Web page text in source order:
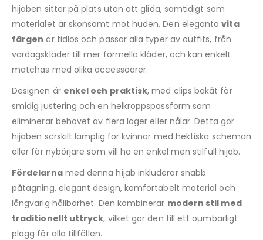
hijaben sitter på plats utan att glida, samtidigt som
materialet är skonsamt mot huden. Den elegantavita
färgen är tidlös och passar alla typer av outfits, från
vardagskläder till mer formella kläder, och kan enkelt
matchas med olika accessoarer.
Designen är enkel och praktisk, med clips bakåt för
smidig justering och en helkroppspassform som
eliminerar behovet av flera lager eller nålar. Detta gör
hijaben särskilt lämplig för kvinnor med hektiska scheman
eller för nybörjare som vill ha en enkel men stilfull hijab.
Fördelarnamed denna hijab inkluderar snabb
påtagning, elegant design, komfortabelt material och
långvarig hållbarhet. Den kombinerar modern stil med
traditionellt uttryck, vilket gör den till ett oumbärligt
plagg för alla tillfällen.